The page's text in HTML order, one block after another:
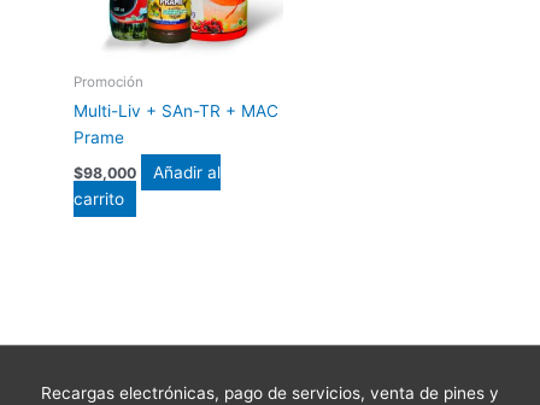
Promoción
Multi-Liv + SAn-TR + MAC
Prame
$98,000
Añadir al
carrito
Recargas electrónicas, pago de servicios, venta de pines y